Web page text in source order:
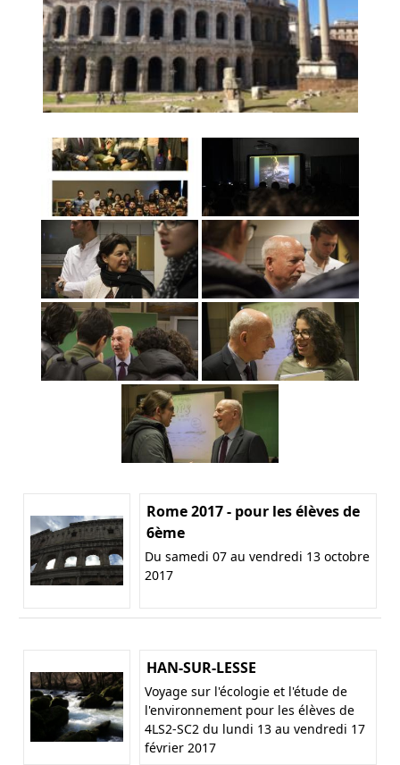
Rome 2017 - pour les élèves de
6ème
Du samedi 07 au vendredi 13 octobre
2017
HAN-SUR-LESSE
Voyage sur l'écologie et l'étude de
l'environnement pour les élèves de
4LS2-SC2 du lundi 13 au vendredi 17
février 2017